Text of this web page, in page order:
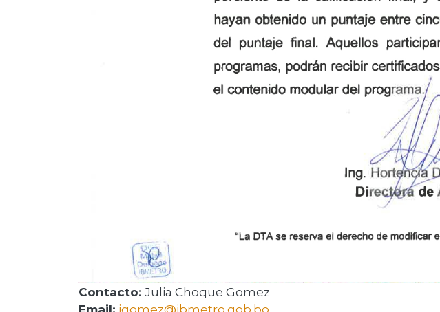
Contacto: Julia Choque Gomez
Email: jgomez@ibmetro.gob.bo